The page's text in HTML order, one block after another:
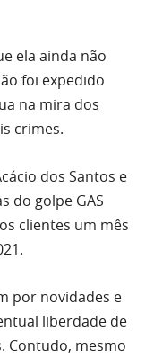
ela ainda não
foi expedido
na mira dos
crimes.
dos Santos e
do golpe GAS
clientes um mês
por novidades e
liberdade de
Contudo, mesmo